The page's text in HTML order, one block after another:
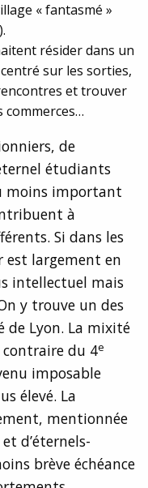
« fantasmé »
résider dans un
sur les sorties,
et trouver
commerces…
de
étudiants
moins important
à
Si dans les
est largement en
intellectuel mais
y trouve un des
de Lyon. La mixité
du 4e
imposable
élevé. La
mentionnée
d’éternels-
brève échéance